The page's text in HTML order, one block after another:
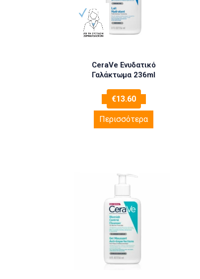
CeraVe Ενυδατικό
Γαλάκτωμα 236ml
€13.60
Περισσότερα